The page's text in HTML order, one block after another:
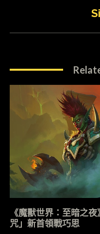
《魔獸世界：至暗之
咒」新首領戰巧思